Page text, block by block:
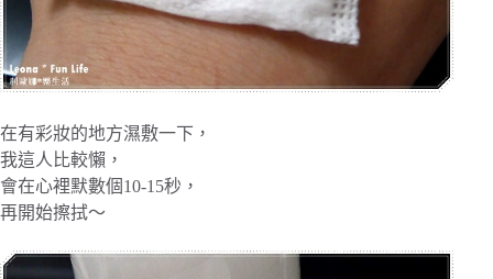
在有彩妝的地方濕敷一下，
我這人比較懶，
會在心裡默數個10-15秒，
再開始擦拭～